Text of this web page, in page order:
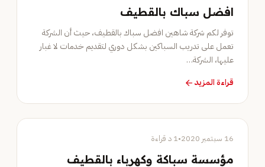
افضل سباك بالقطيف
توفر لكم شركة شاهين افضل سباك بالقطيف، حيث أن الشركة
تعمل على تدريب السباكين بشكل دوري لتقديم خدمات لا غبار
عليها، الشركة…
قراءة المزيدarrow_forward
خدمات الصيانة 16 سبتمبر 2020 •1 د قراءة
مؤسسة سباكة وكهرباء بالقطيف